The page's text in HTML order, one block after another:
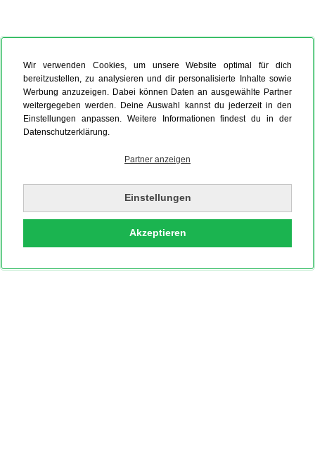
Wir verwenden Cookies, um unsere Website optimal für dich
bereitzustellen, zu analysieren und dir personalisierte Inhalte sowie
Werbung anzuzeigen. Dabei können Daten an ausgewählte Partner
weitergegeben werden. Deine Auswahl kannst du jederzeit in den
Einstellungen anpassen. Weitere Informationen findest du in der
Datenschutzerklärung.
Partner anzeigen
Einstellungen
Akzeptieren